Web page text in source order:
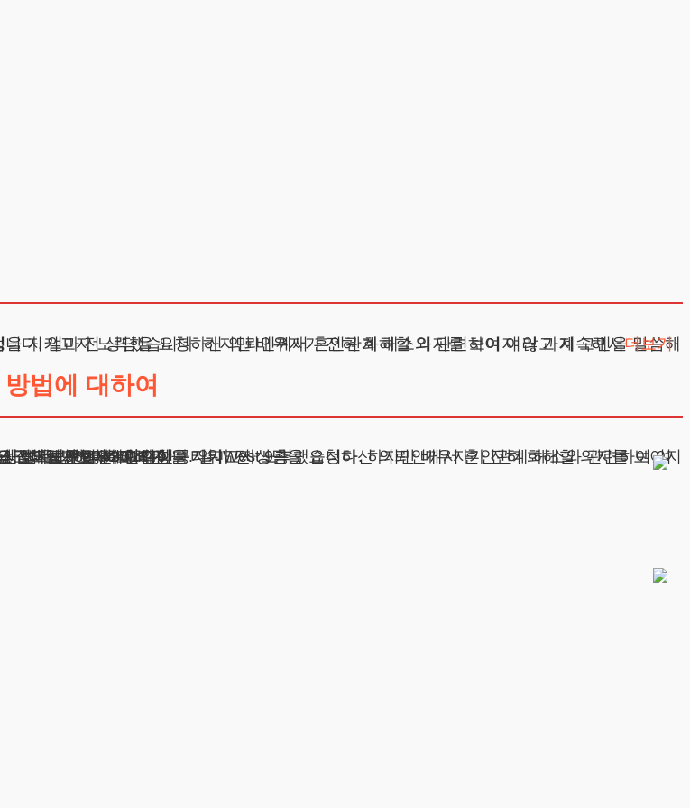
민을 말씀해 주셨습니다. “제가 과거에 혼외 관계가 있었지만, 진심으로 반성하고 가정을 지키고자 노력했습니다. 하지만 배우자가 전혀 화해할 의지를 보이지 않고 계속해서더보기
법에 대하여
와 관련하여 여러 가지 고민을 말씀해 주셨습니다. “제가 과거에 혼외 관계가 있었지만, 진심으로 반성하고 가정을 지키고자 노력했습니다. 하지만 배우자가 전혀 화해할 의지를 보이지
상호 : 법무법인 테헤란
사업자 : 589-86-01340
대표자 : 이수학
구 테헤란로 420, KT선릉타워West 9층
고책임변호사 : 이수학